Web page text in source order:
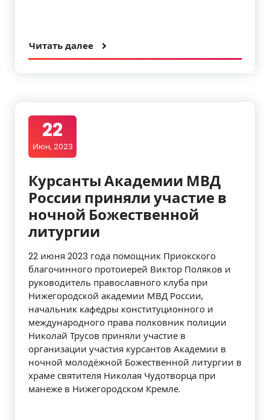
Читать далее
22
Июн, 2023
Курсанты Академии МВД
России приняли участие в
ночной Божественной
литургии
22 июня 2023 года помощник Приокского
благочинного протоиерей Виктор Поляков и
руководитель православного клуба при
Нижегородской академии МВД России,
начальник кафедры конституционного и
международного права полковник полиции
Николай Трусов приняли участие в
организации участия курсантов Академии в
ночной молодёжной Божественной литургии в
храме святителя Николая Чудотворца при
манеже в Нижегородском Кремле.